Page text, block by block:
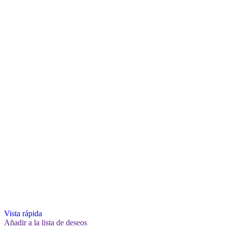
Vista rápida
Añadir a la lista de deseos